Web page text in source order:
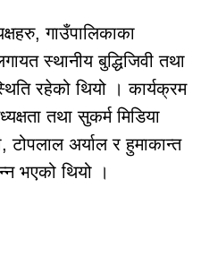
गाउँपालिकाका
स्थानीय बुद्धिजिवी तथा
रहेको थियो । कार्यक्रम
तथा सुकर्म मिडिया
टोपलाल अर्याल र हुमाकान्त
भएको थियो ।